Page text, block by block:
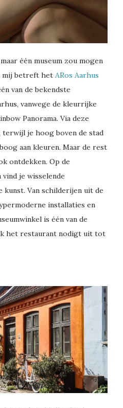
één museum zou mogen
mij betreft het ARos Aarhus
van de bekendste
vanwege de kleurrijke
Panorama. Via deze
je hoog boven de stad
aan kleuren. Maar de rest
ontdekken. Op de
je wisselende
Van schilderijen uit de
installaties en
is één van de
het restaurant nodigt uit tot